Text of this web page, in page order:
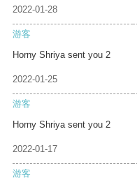
2022-01-28
游客
Horny Shriya sent you 2
2022-01-25
游客
Horny Shriya sent you 2
2022-01-17
游客